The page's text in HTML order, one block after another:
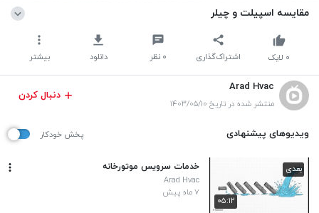
مقایسه اسپیلت و چیلر
اشتراک‌گذاری ۰ نظر دانلود بیشتر ۰ لایک
Arad Hvac
منتشر شده در تاریخ ۱۴۰۳/۰۵/۱۰
دنبال کردن
ویدیوهای پیشنهادی پخش خودکار
۰۵:۱۲
بعدی خدمات سرویس موتورخانه
Arad Hvac
۷ ماه پیش